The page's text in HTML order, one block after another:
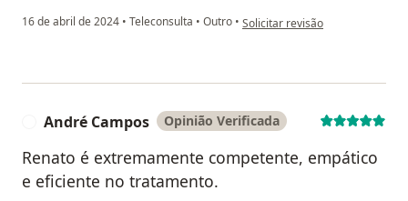
16 de abril de 2024 • Teleconsulta • Outro • na opinião do utilizador Ana
Solicitar revisão
André Campos Opinião Verificada
Renato é extremamente competente, empático
e eficiente no tratamento.